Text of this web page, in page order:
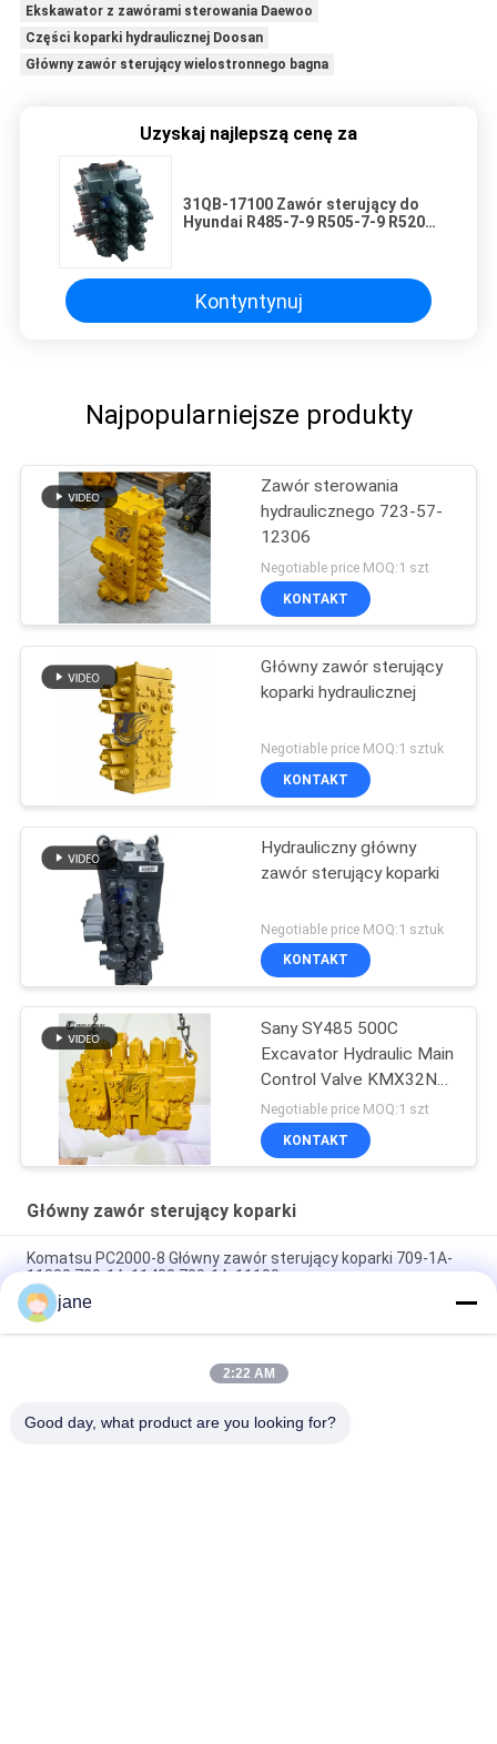
Ekskawator z zawórami sterowania Daewoo
Części koparki hydraulicznej Doosan
Główny zawór sterujący wielostronnego bagna
Uzyskaj najlepszą cenę za
31QB-17100 Zawór sterujący do
Hyundai R485-7-9 R505-7-9 R520-
Kontyntynuj
Najpopularniejsze produkty
Zawór sterowania
hydraulicznego 723-57-
12306
Negotiable price MOQ:1 szt
KONTAKT
Główny zawór sterujący
koparki hydraulicznej
Negotiable price MOQ:1 sztuk
KONTAKT
Hydrauliczny główny
zawór sterujący koparki
Negotiable price MOQ:1 sztuk
KONTAKT
Sany SY485 500C
Excavator Hydraulic Main
Control Valve KMX32NA
High Quality
Negotiable price MOQ:1 szt
KONTAKT
Główny zawór sterujący koparki
Komatsu PC2000-8 Główny zawór sterujący koparki 709-1A-
11300 709-1A-11400 709-1A-11100
PC160LC-7 PC160-7 Wynęgarka z zawórami sterującymi
Komatsu, 723-57-16100 Główne części wykopalni
VOE14541591 Główny zawór sterujący koparki dla Volvo
jane
2:22 AM
Good day, what product are you looking for?